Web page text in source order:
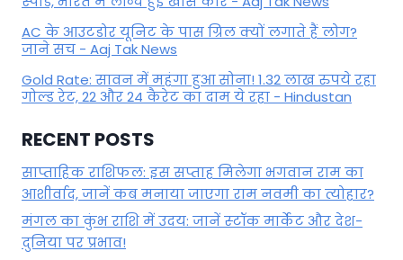
AC के आउटडोर यूनिट के पास ग्रिल क्यों लगाते हैं लोग?
जाने सच - Aaj Tak News
Gold Rate: सावन में महंगा हुआ सोना! 1.32 लाख रुपये रहा
गोल्ड रेट, 22 और 24 कैरेट का दाम ये रहा - Hindustan
RECENT POSTS
साप्ताहिक राशिफल: इस सप्ताह मिलेगा भगवान राम का
आशीर्वाद, जानें कब मनाया जाएगा राम नवमी का त्योहार?
मंगल का कुंभ राशि में उदय: जानें स्‍टॉक मार्केट और देश-
दुनिया पर प्रभाव!